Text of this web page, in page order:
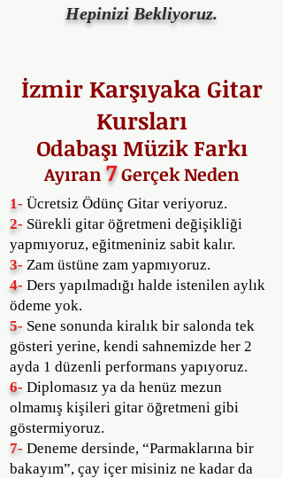
Hepinizi Bekliyoruz.
İzmir Karşıyaka Gitar
Kursları
Odabaşı Müzik Farkı
Ayıran7Gerçek Neden
1- Ücretsiz Ödünç Gitar veriyoruz.
2- Sürekli gitar öğretmeni değişikliği
yapmıyoruz, eğitmeniniz sabit kalır.
3- Zam üstüne zam yapmıyoruz.
4- Ders yapılmadığı halde istenilen aylık
ödeme yok.
5- Sene sonunda kiralık bir salonda tek
gösteri yerine, kendi sahnemizde her 2
ayda 1 düzenli performans yapıyoruz.
6- Diplomasız ya da henüz mezun
olmamış kişileri gitar öğretmeni gibi
göstermiyoruz.
7- Deneme dersinde, “Parmaklarına bir
bakayım”, çay içer misiniz ne kadar da